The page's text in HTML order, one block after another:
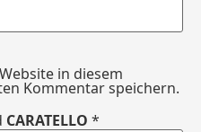
in diesem
Kommentar speichern.
CARATELLO *